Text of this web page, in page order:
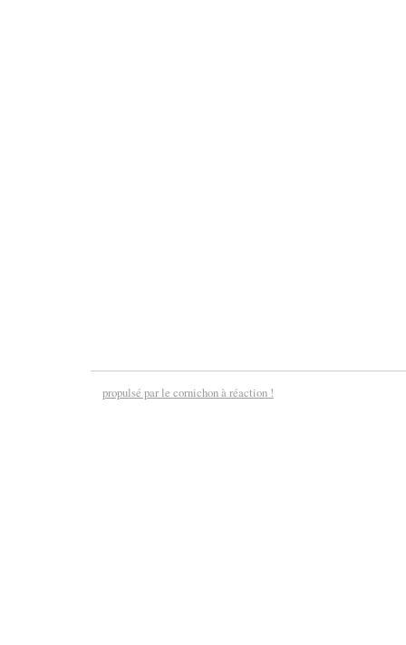
propulsé par le cornichon à réaction !